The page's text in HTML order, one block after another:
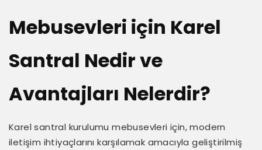
Mebusevleri için Karel
Santral Nedir ve
Avantajları Nelerdir?
Karel santral kurulumu mebusevleri için, modern
iletişim ihtiyaçlarını karşılamak amacıyla geliştirilmiş